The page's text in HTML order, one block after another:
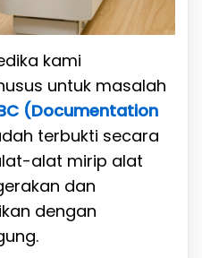
kami
untuk masalah
(Documentation
terbukti secara
alat mirip alat
dan
dengan